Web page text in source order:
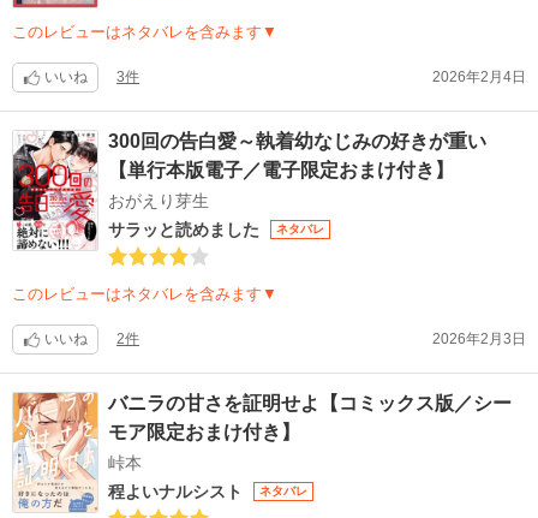
このレビューはネタバレを含みます▼
いいね 3件 2026年2月4日
300回の告白愛～執着幼なじみの好きが重い
【単行本版電子／電子限定おまけ付き】
おがえり芽生
サラッと読めました
ネタバレ
このレビューはネタバレを含みます▼
いいね 2件 2026年2月3日
バニラの甘さを証明せよ【コミックス版／シー
モア限定おまけ付き】
峠本
程よいナルシスト
ネタバレ